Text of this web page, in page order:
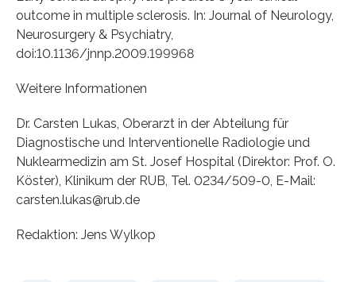
outcome in multiple sclerosis. In: Journal of Neurology,
Neurosurgery & Psychiatry,
doi:10.1136/jnnp.2009.199968
Weitere Informationen
Dr. Carsten Lukas, Oberarzt in der Abteilung für
Diagnostische und Interventionelle Radiologie und
Nuklearmedizin am St. Josef Hospital (Direktor: Prof. O.
Köster), Klinikum der RUB, Tel. 0234/509-0, E-Mail:
carsten.lukas@rub.de
Redaktion: Jens Wylkop